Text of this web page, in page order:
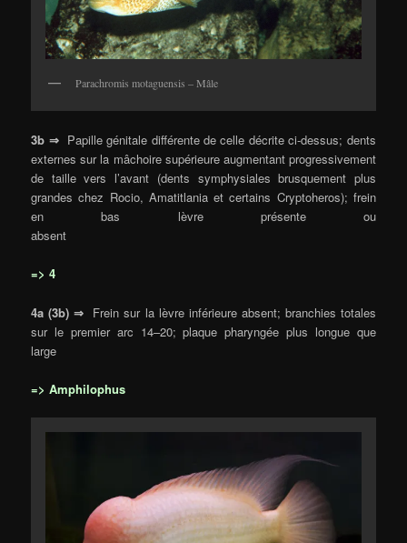
Parachromis motaguensis – Mâle
3b ⇒ Papille génitale différente de celle décrite ci-dessus; dents
externes sur la mâchoire supérieure augmentant progressivement
de taille vers l’avant (dents symphysiales brusquement plus
grandes chez Rocio, Amatitlania et certains Cryptoheros); frein
en bas lèvre présente ou
absent
=> 4
4a (3b) ⇒ Frein sur la lèvre inférieure absent; branchies totales
sur le premier arc 14–20; plaque pharyngée plus longue que
large
=> Amphilophus